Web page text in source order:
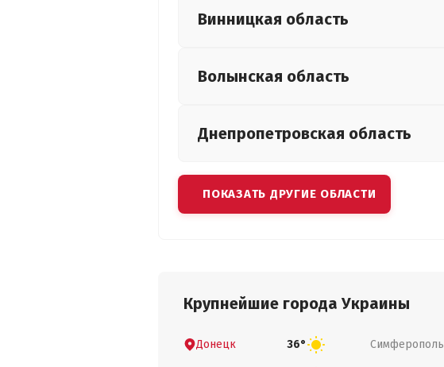
Винницкая область
Волынская область
Днепропетровская область
ПОКАЗАТЬ ДРУГИЕ ОБЛАСТИ
Крупнейшие города Украины
Донецк 36° Симферополь